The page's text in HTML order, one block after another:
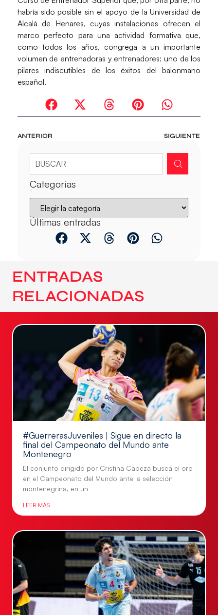
habría sido posible sin el apoyo de laUniversidad de
Alcalá de Henares, cuyas instalaciones ofrecen el
marco perfecto para una actividad formativa que,
como todos los años, congrega a un importante
volumen de entrenadoras y entrenadores: uno de los
pilares indiscutibles de los éxitos del balonmano
español.
ANTERIOR SIGUIENTE
Categorías
Últimas entradas
ENTRADAS
RELACIONADAS
#GuerrerasJuveniles | Sigue en directo la
final del Campeonato del Mundo ante
Montenegro
El conjunto dirigido por Cristina Cabeza busca el oro
en el Campeonato del Mundo ante la selección
montenegrina, en un
LEER MÁS